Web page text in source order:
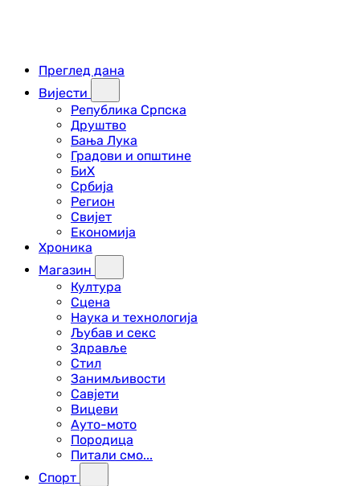
Преглед дана
Вијести
Република Српска
Друштво
Бања Лука
Градови и општине
БиХ
Србија
Регион
Свијет
Економија
Хроника
Магазин
Култура
Сцена
Наука и технологија
Љубав и секс
Здравље
Стил
Занимљивости
Савјети
Вицеви
Ауто-мото
Породица
Питали смо...
Спорт